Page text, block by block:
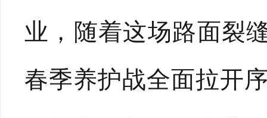
业，随着这场路面裂
春季养护战全面拉开